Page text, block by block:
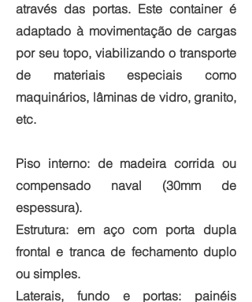
através das portas. Este container é
adaptado à movimentação de cargas
por seu topo, viabilizando o transporte
de materiais especiais como
maquinários, lâminas de vidro, granito,
etc.
Piso interno: de madeira corrida ou
compensado naval (30mm de
espessura).
Estrutura: em aço com porta dupla
frontal e tranca de fechamento duplo
ou simples.
Laterais, fundo e portas: painéis